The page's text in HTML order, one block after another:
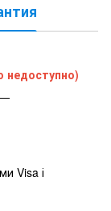
недоступно)
—
Visa і